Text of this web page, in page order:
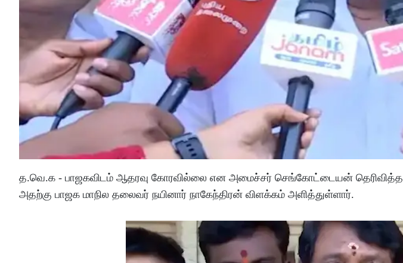
த.வெ.க - பாஜகவிடம் ஆதரவு கோரவில்லை என அமைச்சர் செங்கோட்டையன்
அதற்கு பாஜக மாநில தலைவர் நயினார் நாகேந்திரன் விளக்கம் அளித்துள்ளார்.